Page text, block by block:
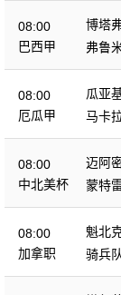
08:00
巴西甲
博塔
弗鲁
08:00
厄瓜甲
瓜亚
马卡
08:00
中北美杯
迈阿
蒙特
08:00
加拿职
魁北
骑兵队